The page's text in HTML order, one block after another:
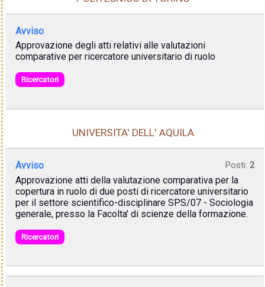
Avviso
Approvazione degli atti relativi alle valutazioni
comparative per ricercatore universitario di ruolo
Ricercatori
UNIVERSITA' DELL' AQUILA
Avviso Posti: 2
Approvazione atti della valutazione comparativa per la
copertura in ruolo di due posti di ricercatore universitario
per il settore scientifico-disciplinare SPS/07 - Sociologia
generale, presso la Facolta' di scienze della formazione.
Ricercatori